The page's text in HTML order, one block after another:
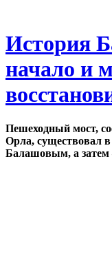
История
начало и
Пешеходный мост,
Орла, существовал
Балашовым, а